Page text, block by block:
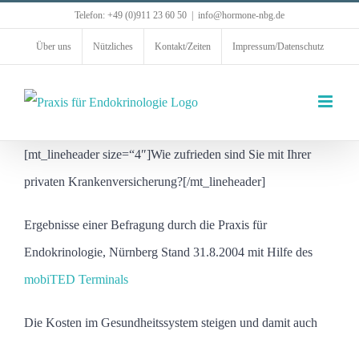
springen
Telefon: +49 (0)911 23 60 50 info@hormone-nbg.de
Über uns Nützliches Kontakt/Zeiten Impressum/Datenschutz
[mt_lineheader size=“4″]Wie zufrieden sind Sie mit Ihrer
privaten Krankenversicherung?[/mt_lineheader]
Ergebnisse einer Befragung durch die Praxis für
Endokrinologie, Nürnberg Stand 31.8.2004 mit Hilfe des
mobiTED Terminals
Die Kosten im Gesundheitssystem steigen und damit auch